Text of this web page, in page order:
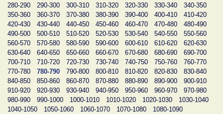
280-290
290-300 300-310 310-320 320-330 330-340
340-350
350-360
360-370 370-380 380-390 390-400 400-410
410-420
420-430
430-440 440-450 450-460 460-470 470-480
480-490
490-500
500-510 510-520 520-530 530-540 540-550
550-560
560-570
570-580 580-590 590-600 600-610 610-620
620-630
630-640
640-650 650-660 660-670 670-680 680-690
690-700
700-710
710-720 720-730 730-740 740-750 750-760
760-770
770-780
780-790 790-800 800-810 810-820 820-830
830-840
840-850
850-860 860-870 870-880 880-890 890-900
900-910
910-920
920-930 930-940 940-950 950-960 960-970
970-980
980-990
990-1000 1000-1010 1010-1020 1020-1030
1030-1040
1040-1050
1050-1060 1060-1070 1070-1080
1080-1090